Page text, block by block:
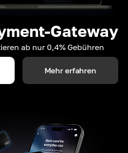
Gateway
ab nur 0,4% Gebühren
Mehr erfahren